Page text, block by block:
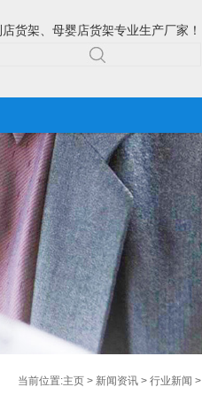
货架、母婴店货架专业生产厂家！
当前位置:主页 > 新闻资讯 > 行业新闻 >